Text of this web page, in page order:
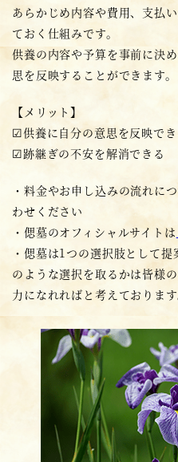
あらかじめ内容や費用、支払
ておく仕組みです。
供養の内容や予算を事前に決
思を反映することができます。
【メリット】
☑供養に自分の意思を反映でき
☑跡継ぎの不安を解消できる
・料金やお申し込みの流れに
わせください
・偲墓のオフィシャルサイトは
・偲墓は1つの選択肢として
のような選択を取るかは皆様
力になれればと考えております